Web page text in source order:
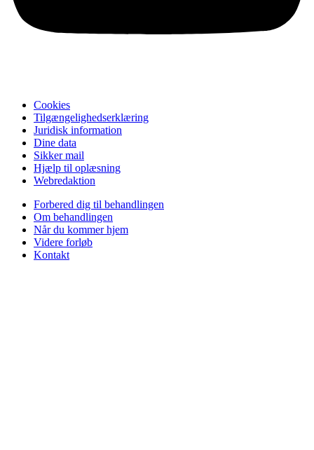
Cookies
Tilgængelighedserklæring
Juridisk information
Dine data
Sikker mail
Hjælp til oplæsning
Webredaktion
Forbered dig til behandlingen
Om behandlingen
Når du kommer hjem
Videre forløb
Kontakt